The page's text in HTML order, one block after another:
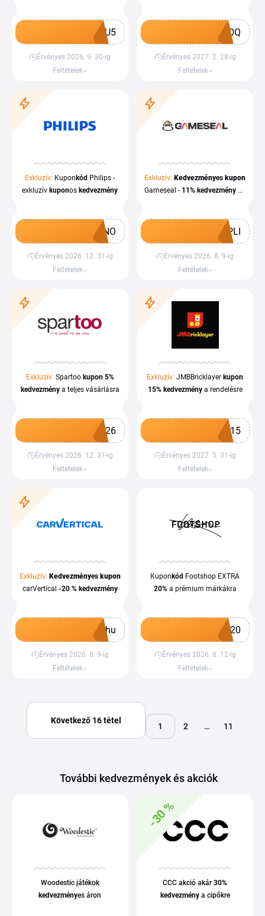
Kupon megszerzése
HU5
Érvényes 2026. 9. 30-ig
Feltételek
Kupon megszerzése
10Q
Érvényes 2027. 2. 28-ig
Feltételek
Exkluzív: Kupon kód Philips -
exkluzív kuponos kedvezmény
Kupon megszerzése
INO
Érvényes 2026. 12. 31-ig
Feltételek
Exkluzív: Kedvezményes kupon
Gameseal - 11% kedvezmény az
Kupon megszerzése
PLI
Érvényes 2026. 8. 9-ig
Feltételek
Exkluzív: Spartoo kupon 5%
kedvezménya teljes vásárlásra
Kupon megszerzése
I26
Érvényes 2026. 12. 31-ig
Feltételek
Exkluzív:JMBBricklayer kupon
15% kedvezménya rendelésre
Kupon megszerzése
B15
Érvényes 2027. 5. 31-ig
Feltételek
Exkluzív: Kedvezményes kupon
carVertical -20 % kedvezmény
Kupon megszerzése
ohu
Érvényes 2026. 8. 9-ig
Feltételek
Kupon kód Footshop EXTRA
20%a prémium márkákra
Kupon megszerzése
M20
Érvényes 2026. 8. 12-ig
Feltételek
Következő 16 tétel
1 2 … 11
További kedvezmények és akciók
Woodestic játékok
kedvezményes áron
-30 %
CCC akció akár30%
kedvezménya cipőkre